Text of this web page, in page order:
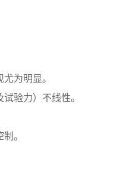
为明显。
验力）不线性。
。